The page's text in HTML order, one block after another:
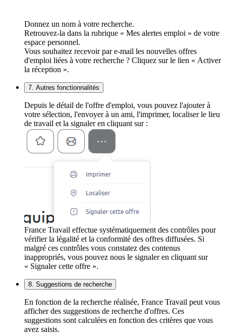
Donnez un nom à votre recherche.
Retrouvez-la dans la rubrique « Mes alertes emploi » de votre
espace personnel.
Vous souhaitez recevoir par e-mail les nouvelles offres
d'emploi liées à votre recherche ? Cliquez sur le lien « Activer
la réception ».
7. Autres fonctionnalités
Depuis le détail de l'offre d'emploi, vous pouvez l'ajouter à
votre sélection, l'envoyer à un ami, l'imprimer, localiser le lieu
de travail et la signaler en cliquant sur :
France Travail effectue systématiquement des contrôles pour
vérifier la légalité et la conformité des offres diffusées. Si
malgré ces contrôles vous constatez des contenus
inappropriés, vous pouvez nous le signaler en cliquant sur
« Signaler cette offre ».
8. Suggestions de recherche
En fonction de la recherche réalisée, France Travail peut vous
afficher des suggestions de recherche d'offres. Ces
suggestions sont calculées en fonction des critères que vous
avez saisis.